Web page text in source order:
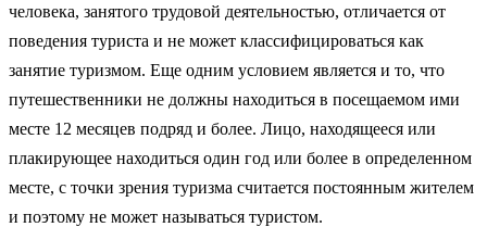
человека, занятого трудовой деятельностью, отличается от
поведения туриста и не может классифицироваться как
занятие туризмом. Еще одним условием является и то, что
путешественники не должны находиться в посещаемом ими
месте 12 месяцев подряд и более. Лицо, находящееся или
плакирующее находиться один год или более в определенном
месте, с точки зрения туризма считается постоянным жителем
и поэтому не может называться туристом.